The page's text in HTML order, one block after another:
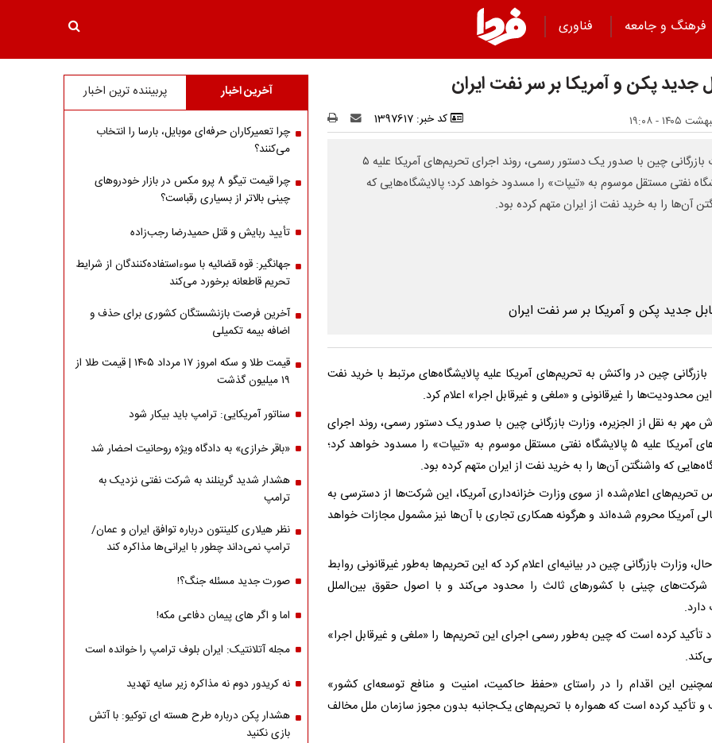
فرهنگ و جامعه فناوری
جدید پکن و آمریکا بر سر نفت ایران
کد خبر: 1397617
وزارت بازرگانی چین با صدور یک دستور رسمی، روند اجرای تحریم‌های آمریکا علیه ۵
نفتی مستقل موسوم به «تیپات» را مسدود خواهد کرد؛ پالایشگاه‌هایی که
آن‌ها را به خرید نفت از ایران متهم کرده بود.
چین در واکنش به تحریم‌های آمریکا علیه پالایشگاه‌های مرتبط با خرید نفت
محدودیت‌ها را غیرقانونی و «ملغی و غیرقابل اجرا» اعلام کرد.
مهر به نقل از الجزیره، وزارت بازرگانی چین با صدور یک دستور رسمی، روند اجرای
تحریم‌های آمریکا علیه ۵ پالایشگاه نفتی مستقل موسوم به «تیپات» را مسدود خواهد کرد؛
که واشنگتن آن‌ها را به خرید نفت از ایران متهم کرده بود.
تحریم‌های اعلام‌شده از سوی وزارت خزانه‌داری آمریکا، این شرکت‌ها از دسترسی به
آمریکا محروم شده‌اند و هرگونه همکاری تجاری با آن‌ها نیز مشمول مجازات خواهد
وزارت بازرگانی چین در بیانیه‌ای اعلام کرد که این تحریم‌ها به‌طور غیرقانونی روابط
شرکت‌های چینی با کشورهای ثالث را محدود می‌کند و با اصول حقوق بین‌الملل
دارد.
تأکید کرده است که چین به‌طور رسمی اجرای این تحریم‌ها را «ملغی و غیرقابل اجرا»
این اقدام را در راستای «حفظ حاکمیت، امنیت و منافع توسعه‌ای کشور»
تأکید کرده است که همواره با تحریم‌های یک‌جانبه بدون مجوز سازمان ملل مخالف
آخرین اخبار پربیننده ترین اخبار
چرا تعمیرکاران حرفه‌ای موبایل، بارسا را انتخاب
می‌کنند؟
چرا قیمت تیگو 8 پرو مکس در بازار خودروهای
چینی بالاتر از بسیاری رقباست؟
تأیید ربایش و قتل حمیدرضا رجب‌زاده
جهانگیر: قوه قضائیه با سوءاستفاده‌کنندگان از شرایط
تحریم قاطعانه برخورد می‌کند
آخرین فرصت بازنشستگان کشوری برای حذف و
اضافه بیمه تکمیلی
قیمت طلا و سکه امروز ۱۷ مرداد ۱۴۰۵ | قیمت طلا از
۱۹ میلیون گذشت
سناتور آمریکایی: ترامپ باید بیکار شود
«باقر خرازی» به دادگاه ویژه روحانیت احضار شد
هشدار شدید گرینلند به شرکت نفتی نزدیک به
ترامپ
نظر هیلاری کلینتون درباره توافق ایران و عمان/
ترامپ نمی‌داند چطور با ایرانی‌ها مذاکره کند
صورت جدید مسئله جنگ؟!
اما و اگر های پیمان دفاعی مکه!
مجله آتلانتیک: ایران بلوف ترامپ را خوانده است
نه کریدور دوم نه مذاکره زیر سایه تهدید
هشدار پکن درباره طرح هسته ای توکیو: با آتش
بازی نکنید